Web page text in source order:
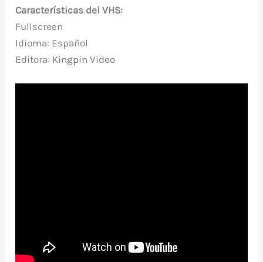
Características del VHS:
Fullscreen
Idioma: Español
Editora: Kingpin Video